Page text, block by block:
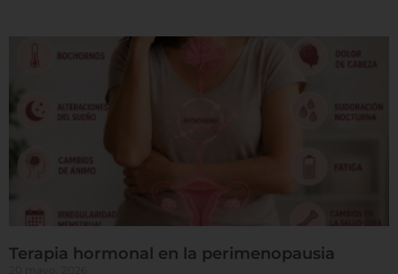
Terapia hormonal en la perimenopausia
Sistema de personalización de cookies
Cookies dirigidas
Cookies de funcionalidad